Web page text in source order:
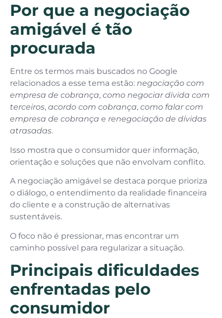
Por que a negociação
amigável é tão
procurada
Entre os termos mais buscados no Google
relacionados a esse tema estão: negociação com
empresa de cobrança, como negociar dívida com
terceiros, acordo com cobrança, como falar com
empresa de cobrança e renegociação de dívidas
atrasadas.
Isso mostra que o consumidor quer informação,
orientação e soluções que não envolvam conflito.
A negociação amigável se destaca porque prioriza
o diálogo, o entendimento da realidade financeira
do cliente e a construção de alternativas
sustentáveis.
O foco não é pressionar, mas encontrar um
caminho possível para regularizar a situação.
Principais dificuldades
enfrentadas pelo
consumidor